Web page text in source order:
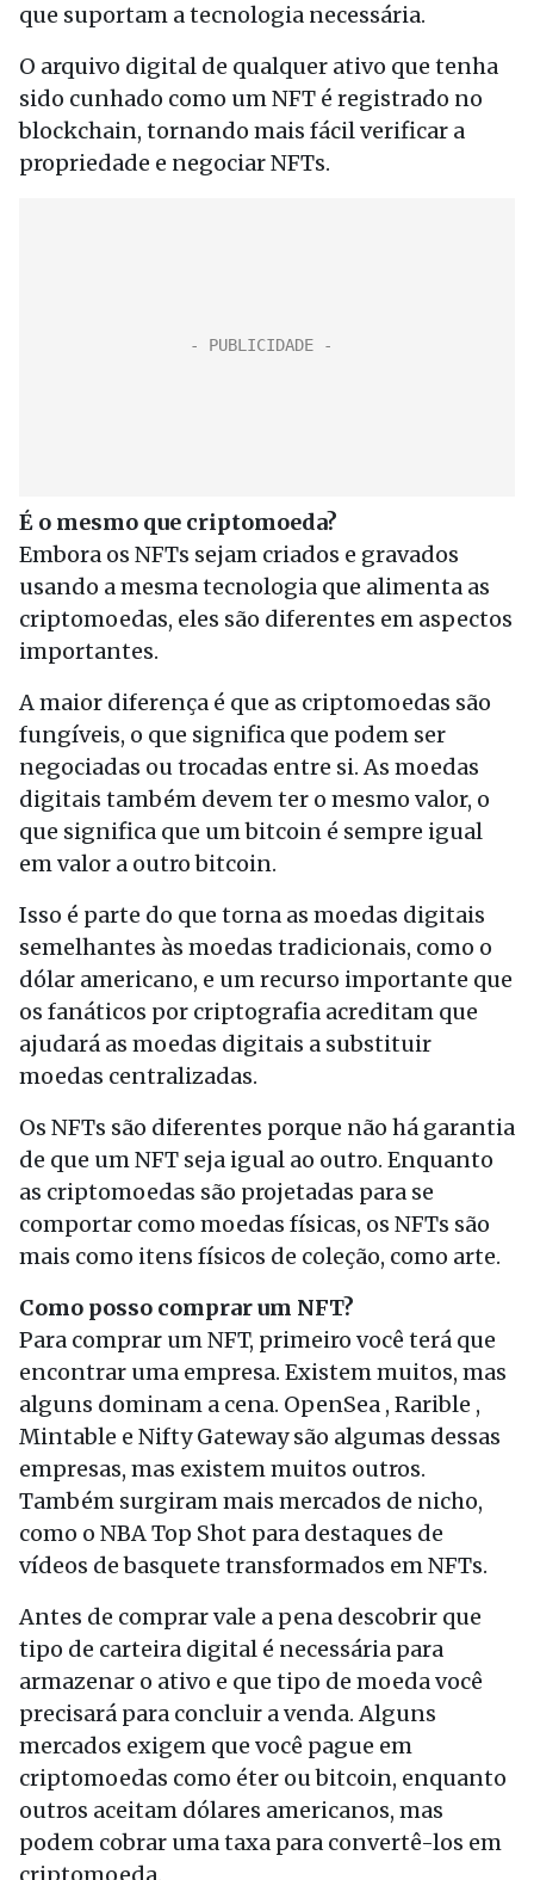
que suportam a tecnologia necessária.
O arquivo digital de qualquer ativo que tenha
sido cunhado como um NFT é registrado no
blockchain, tornando mais fácil verificar a
propriedade e negociar NFTs.
É o mesmo que criptomoeda?
Embora os NFTs sejam criados e gravados
usando a mesma tecnologia que alimenta as
criptomoedas, eles são diferentes em aspectos
importantes.
A maior diferença é que as criptomoedas são
fungíveis, o que significa que podem ser
negociadas ou trocadas entre si. As moedas
digitais também devem ter o mesmo valor, o
que significa que um bitcoin é sempre igual
em valor a outro bitcoin.
Isso é parte do que torna as moedas digitais
semelhantes às moedas tradicionais, como o
dólar americano, e um recurso importante que
os fanáticos por criptografia acreditam que
ajudará as moedas digitais a substituir
moedas centralizadas.
Os NFTs são diferentes porque não há garantia
de que um NFT seja igual ao outro. Enquanto
as criptomoedas são projetadas para se
comportar como moedas físicas, os NFTs são
mais como itens físicos de coleção, como arte.
Como posso comprar um NFT?
Para comprar um NFT, primeiro você terá que
encontrar uma empresa. Existem muitos, mas
alguns dominam a cena. OpenSea , Rarible ,
Mintable e Nifty Gateway são algumas dessas
empresas, mas existem muitos outros.
Também surgiram mais mercados de nicho,
como o NBA Top Shot para destaques de
vídeos de basquete transformados em NFTs.
Antes de comprar vale a pena descobrir que
tipo de carteira digital é necessária para
armazenar o ativo e que tipo de moeda você
precisará para concluir a venda. Alguns
mercados exigem que você pague em
criptomoedas como éter ou bitcoin, enquanto
outros aceitam dólares americanos, mas
podem cobrar uma taxa para convertê-los em